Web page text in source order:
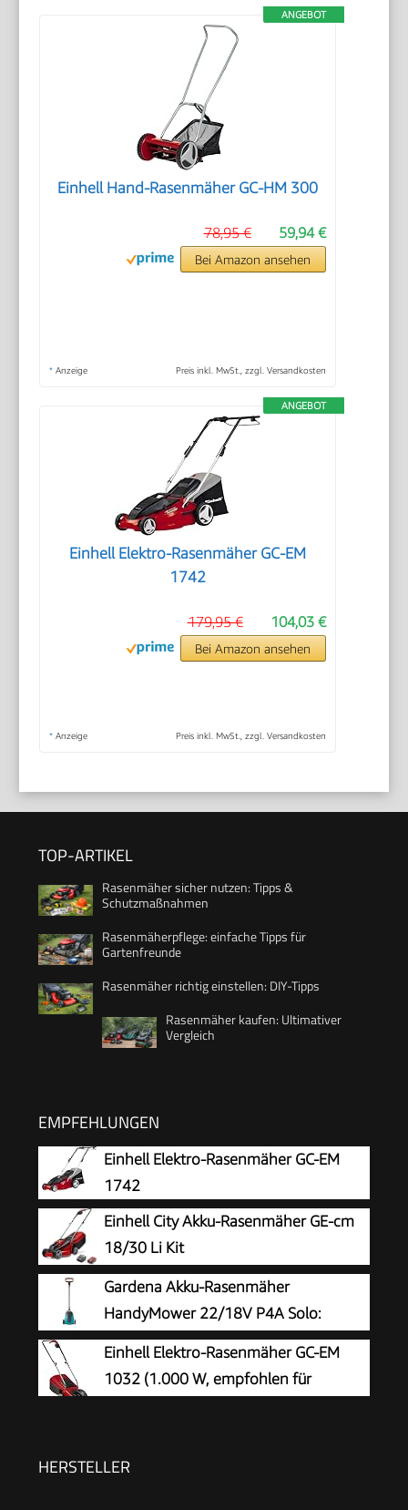
ANGEBOT
Einhell Hand-Rasenmäher GC-HM 300
59,94 €
78,95 €
Bei Amazon ansehen
* Anzeige Preis inkl. MwSt., zzgl. Versandkosten
ANGEBOT
Einhell Elektro-Rasenmäher GC-EM
1742
104,03 €
179,95 €
Bei Amazon ansehen
* Anzeige Preis inkl. MwSt., zzgl. Versandkosten
TOP-ARTIKEL
Rasenmäher sicher nutzen: Tipps &
Schutzmaßnahmen
Rasenmäherpflege: einfache Tipps für
Gartenfreunde
Rasenmäher richtig einstellen: DIY-Tipps
Rasenmäher kaufen: Ultimativer
Vergleich
EMPFEHLUNGEN
Einhell Elektro-Rasenmäher GC-EM
1742
Einhell City Akku-Rasenmäher GE-cm
18/30 Li Kit
Gardena Akku-Rasenmäher
HandyMower 22/18V P4A Solo:
Kompakt, Leichtgewicht, Mulchmesser,
Rasenflächen bis 50 m², Kabellos (14620-55)
Einhell Elektro-Rasenmäher GC-EM
1032 (1.000 W, empfohlen für
Führungsholm, 30 l-Grasfangbox)
HERSTELLER